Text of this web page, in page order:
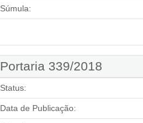
Súmula:
Portaria 339/2018
Status:
Data de Publicação: